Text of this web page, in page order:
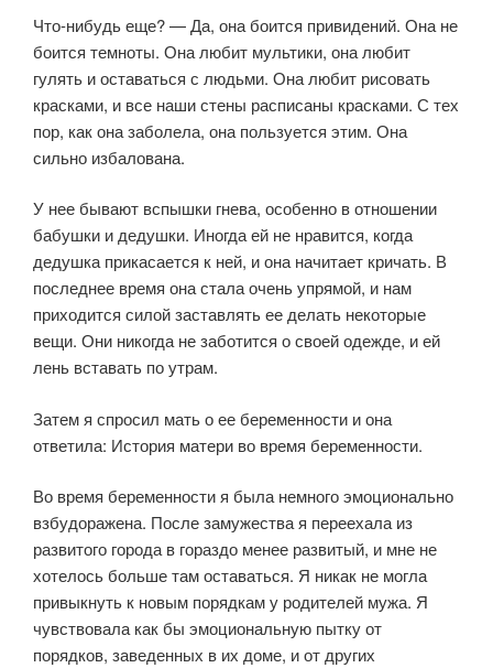
Что-нибудь еще? — Да, она боится привидений. Она не
боится темноты. Она любит мультики, она любит
гулять и оставаться с людьми. Она любит рисовать
красками, и все наши стены расписаны красками. С тех
пор, как она заболела, она пользуется этим. Она
сильно избалована.
У нее бывают вспышки гнева, особенно в отношении
бабушки и дедушки. Иногда ей не нравится, когда
дедушка прикасается к ней, и она начитает кричать. В
последнее время она стала очень упрямой, и нам
приходится силой заставлять ее делать некоторые
вещи. Они никогда не заботится о своей одежде, и ей
лень вставать по утрам.
Затем я спросил мать о ее беременности и она
ответила: История матери во время беременности.
Во время беременности я была немного эмоционально
взбудоражена. После замужества я переехала из
развитого города в гораздо менее развитый, и мне не
хотелось больше там оставаться. Я никак не могла
привыкнуть к новым порядкам у родителей мужа. Я
чувствовала как бы эмоциональную пытку от
порядков, заведенных в их доме, и от других